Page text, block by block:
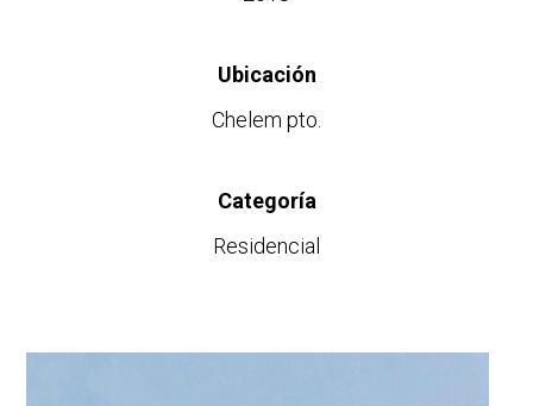
Ubicación
Chelem pto.
Categoría
Residencial